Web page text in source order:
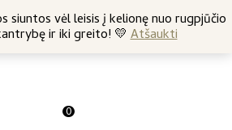
siuntos vėl leisis į kelionę nuo rugpjūčio
ir iki greito! 💛Atšaukti
nuo 45 Eur +370 682 57369
0